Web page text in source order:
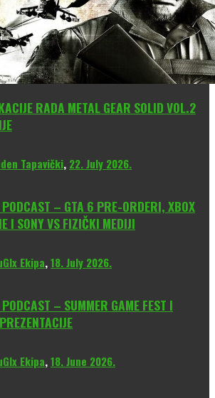
RADA METAL GEAR SOLID VOL.2
Tapavički, 22. July 2026.
PODCAST – GTA 6 PRE-ORDERI, XBOX
I SONY VS FIZIČKI MEDIJI
Ekipa,18. July 2026.
– SUMMER GAME FEST I
Ekipa,18. June 2026.